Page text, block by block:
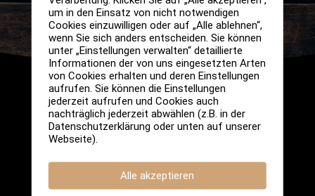
um in den Einsatz von nicht notwendigen
Cookies einzuwilligen oder auf „Alle ablehnen“,
wenn Sie sich anders entscheiden. Sie können
unter „Einstellungen verwalten“ detaillierte
Informationen der von uns eingesetzten Arten
von Cookies erhalten und deren Einstellungen
aufrufen. Sie können die Einstellungen
jederzeit aufrufen und Cookies auch
nachträglich jederzeit abwählen (z.B. in der
Datenschutzerklärung oder unten auf unserer
Webseite).
Alle akzeptieren